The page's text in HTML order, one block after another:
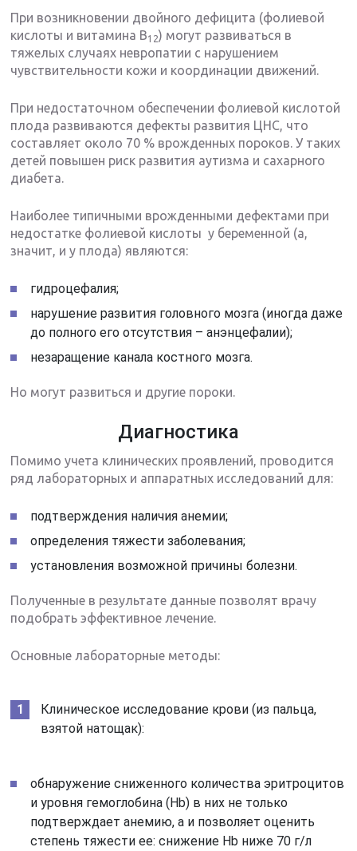
При возникновении двойного дефицита (фолиевой
кислоты и витамина В12) могут развиваться в
тяжелых случаях невропатии с нарушением
чувствительности кожи и координации движений.
При недостаточном обеспечении фолиевой кислотой
плода развиваются дефекты развития ЦНС, что
составляет около 70 % врожденных пороков. У таких
детей повышен риск развития аутизма и сахарного
диабета.
Наиболее типичными врожденными дефектами при
недостатке фолиевой кислоты у беременной (а,
значит, и у плода) являются:
гидроцефалия;
нарушение развития головного мозга (иногда даже
до полного его отсутствия – анэнцефалии);
незаращение канала костного мозга.
Но могут развиться и другие пороки.
Диагностика
Помимо учета клинических проявлений, проводится
ряд лабораторных и аппаратных исследований для:
подтверждения наличия анемии;
определения тяжести заболевания;
установления возможной причины болезни.
Полученные в результате данные позволят врачу
подобрать эффективное лечение.
Основные лабораторные методы:
Клиническое исследование крови (из пальца,
взятой натощак):
обнаружение сниженного количества эритроцитов
и уровня гемоглобина (Hb) в них не только
подтверждает анемию, а и позволяет оценить
степень тяжести ее: снижение Hb ниже 70 г/л